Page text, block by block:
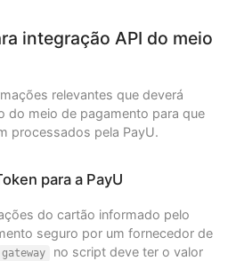
integração API do meio
relevantes que deverá
do meio de pagamento para que
processados pela PayU.
para a PayU
do cartão informado pelo
seguro por um fornecedor de
gateway
no script deve ter o valor